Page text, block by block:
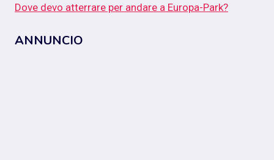
Dove devo atterrare per andare a Europa-Park?
ANNUNCIO